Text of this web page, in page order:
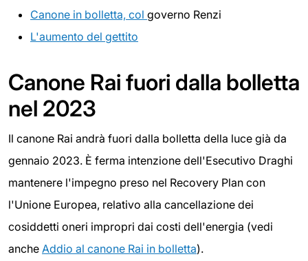
Canone in bolletta, col governo Renzi
L'aumento del gettito
Canone Rai fuori dalla bolletta
nel 2023
Il canone Rai andrà fuori dalla bolletta della luce già da
gennaio 2023. È ferma intenzione dell'Esecutivo Draghi
mantenere l'impegno preso nel Recovery Plan con
l'Unione Europea, relativo alla cancellazione dei
cosiddetti oneri impropri dai costi dell'energia (vedi
anche Addio al canone Rai in bolletta).